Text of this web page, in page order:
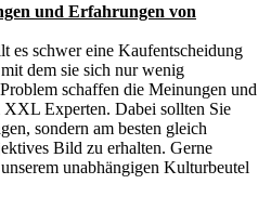
und Erfahrungen von
es schwer eine Kaufentscheidung
dem sie sich nur wenig
schaffen die Meinungen und
Experten. Dabei sollten Sie
sondern am besten gleich
Bild zu erhalten. Gerne
unabhängigen Kulturbeutel